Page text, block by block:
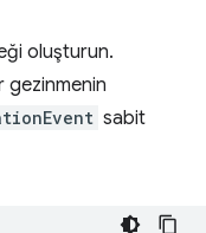
oluşturun.
gezinmenin
sabit